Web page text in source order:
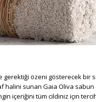
özeni gösterecek bir
halini sunan Gaia Oliva
içeriğini tüm cildiniz için